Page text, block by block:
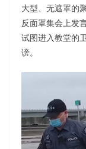
大型、无遮罩的
反面罩集会上发
试图进入教堂的
谤。